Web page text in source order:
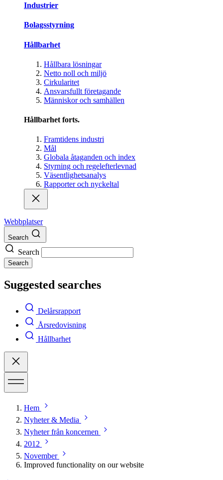
Industrier
Bolagsstyrning
Hållbarhet
Hållbara lösningar
Netto noll och miljö
Cirkularitet
Ansvarsfullt företagande
Människor och samhällen
Hållbarhet forts.
Framtidens industri
Mål
Globala åtaganden och index
Styrning och regelefterlevnad
Väsentlighetsanalys
Rapporter och nyckeltal
Webbplatser
Search
Search
Search
Suggested searches
Delårsrapport
Årsredovisning
Hållbarhet
Hem
Nyheter & Media
Nyheter från koncernen
2012
November
Improved functionality on our website